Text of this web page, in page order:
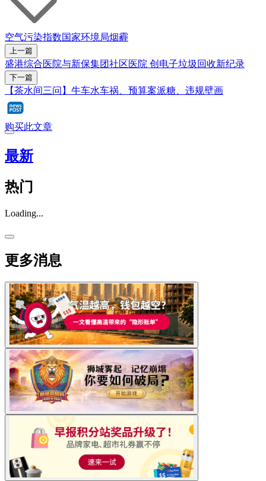
空气污染指数国家环境局烟霾
上一篇
盛港综合医院与新保集团社区医院 创电子垃圾回收新纪录
下一篇
【茶水间三问】牛车水车祸、预算案派糖、违规壁画
购买此文章
最新
热门
Loading...
更多消息